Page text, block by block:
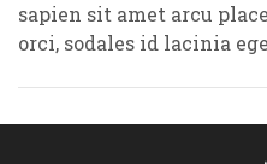
sapien sit amet arcu
orci, sodales id lacinia